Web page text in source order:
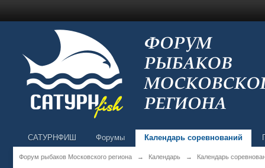
САТУРНФИШ Форумы Календарь соревнований
Форум рыбаков Московского региона → Календарь → Календарь